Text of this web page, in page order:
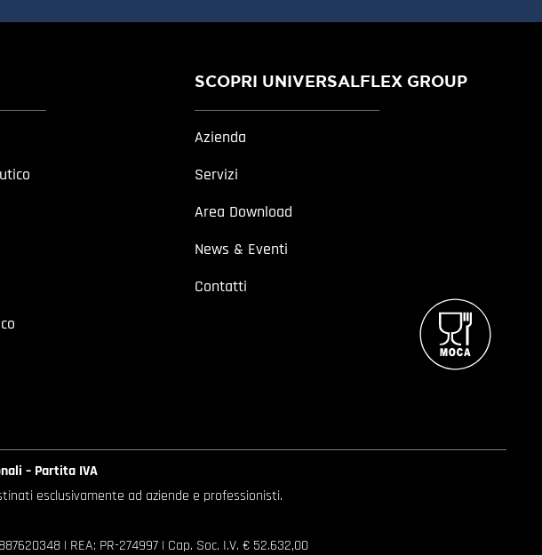
SCOPRI UNIVERSALFLEX GROUP
Azienda
Servizi
Area Download
News & Eventi
Contatti
– Partita IVA
esclusivamente ad aziende e professionisti.
| REA: PR-274997 | Cap. Soc. I.V. € 52.632,00